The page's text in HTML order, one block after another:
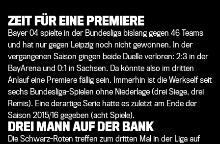
ZEIT FÜR EINE PREMIERE
Bayer 04 spielte in der Bundesliga bislang gegen 46 Teams
und hat nur gegen Leipzig noch nicht gewonnen. In der
vergangenen Saison gingen beide Duelle verloren: 2:3 in der
BayArena und 0:1 in Sachsen. Da könnte also im dritten
Anlauf eine Premiere fällig sein. Immerhin ist die Werkself seit
sechs Bundesliga-Spielen ohne Niederlage (drei Siege, drei
Remis). Eine derartige Serie hatte es zuletzt am Ende der
Saison 2015/16 gegeben (acht Spiele).
DREI MANN AUF DER BANK
Die Schwarz-Roten treffen zum dritten Mal in der Liga auf